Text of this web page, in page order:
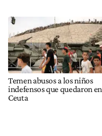
Temen abusos a los niños
indefensos que quedaron en
Ceuta